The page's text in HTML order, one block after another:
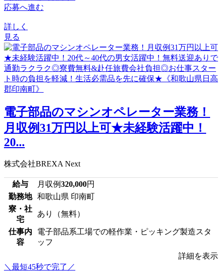
応募へ進む
詳しく
見る
電子部品のマシンオペレーター業務！
月収例31万円以上可★未経験活躍中！
20...
株式会社BREXA Next
給与 月収例320,000円
勤務地 和歌山県 印南町
寮・社
宅
あり（無料）
仕事内
容
電子部品系工場での軽作業・ピッキング製造スタ
ッフ
詳細を表示
＼最短45秒で完了／